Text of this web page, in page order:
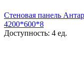
Стеновая панель
4200*600*8
Доступность: 4 ед.